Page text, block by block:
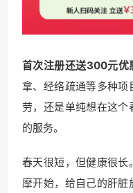
首次注册还送300元优
拿、经络疏通等多种
劳，还是单纯想在这
的服务。
春天很短，但健康很
摩开始，给自己的肝